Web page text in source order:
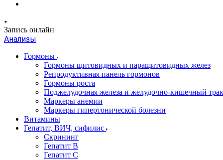
Запись онлайн
Анализы
Гормоны
Гормоны щитовидных и паращитовидных желез
Репродуктивная панель гормонов
Гормоны роста
Поджелудочная железа и желудочно-кишечный
Маркеры анемии
Маркеры гипертонической болезни
Витамины
Гепатит, ВИЧ, сифилис
Скрининг
Гепатит В
Гепатит С